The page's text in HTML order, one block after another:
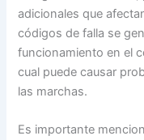
adicionales que
códigos de falla se
funcionamiento en el
cual puede causar
las marchas.
Es importante